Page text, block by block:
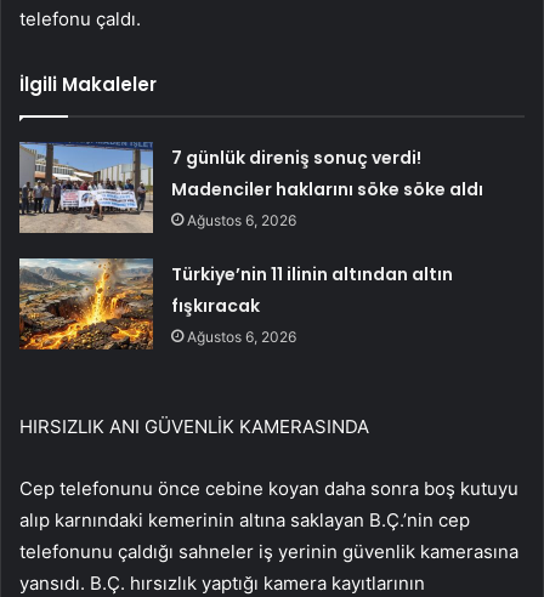
telefonu çaldı.
İlgili Makaleler
7 günlük direniş sonuç verdi!
Madenciler haklarını söke söke aldı
Ağustos 6, 2026
Türkiye’nin 11 ilinin altından altın
fışkıracak
Ağustos 6, 2026
HIRSIZLIK ANI GÜVENLİK KAMERASINDA
Cep telefonunu önce cebine koyan daha sonra boş kutuyu
alıp karnındaki kemerinin altına saklayan B.Ç.’nin cep
telefonunu çaldığı sahneler iş yerinin güvenlik kamerasına
yansıdı. B.Ç. hırsızlık yaptığı kamera kayıtlarının